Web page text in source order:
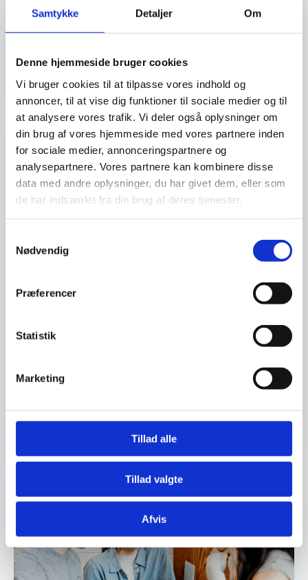
Samtykke Detaljer Om
Denne hjemmeside bruger cookies
Vi bruger cookies til at tilpasse vores indhold og
annoncer, til at vise dig funktioner til sociale medier og til
at analysere vores trafik. Vi deler også oplysninger om
din brug af vores hjemmeside med vores partnere inden
for sociale medier, annonceringspartnere og
analysepartnere. Vores partnere kan kombinere disse
data med andre oplysninger, du har givet dem, eller som
de har indsamlet fra din brug af deres tjenester.
Nødvendig
Præferencer
Statistik
Marketing
Tillad alle
Tillad valgte
Afvis
Gratis
Tilmeld arrangement
Andre arrangementer
Erhvervsarrangement, Medlemsarrangement
25
danskere?
almindelige danskere?
Billund Erhverv, Kløvermarken 35, 7190 Billund